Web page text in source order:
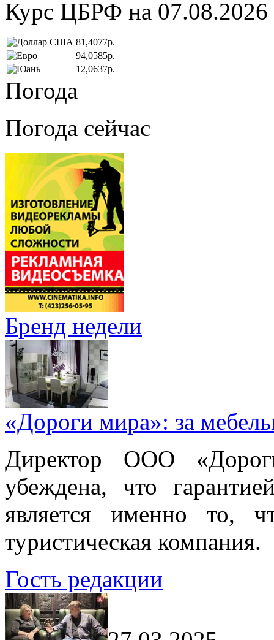
Курс ЦБРФ на 07.08.2026
81,4077р.
94,0585р.
12,0637р.
Погода
Погода сейчас
Бренд недели
«Дороги мира»: за
Директор ООО
убеждена, что
является именно то,
туристическая компания.
Гость редакции